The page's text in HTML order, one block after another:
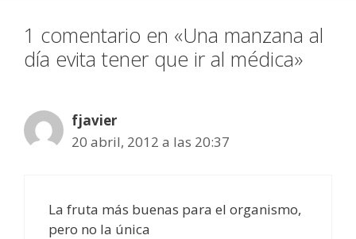
1 comentario en «Una manzana al
día evita tener que ir al médica»
fjavier
20 abril, 2012 a las 20:37
La fruta más buenas para el organismo,
pero no la única